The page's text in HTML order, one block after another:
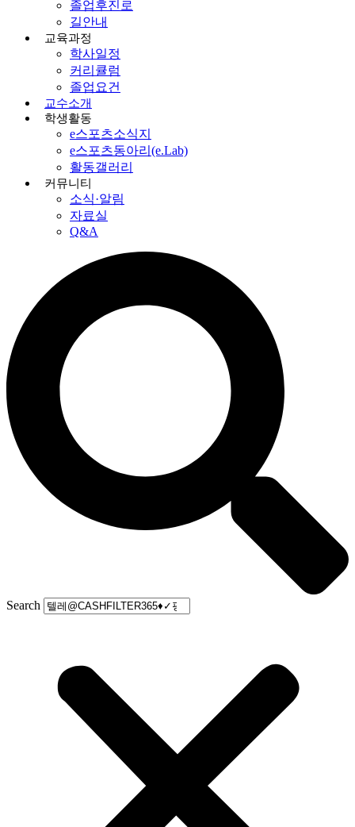
졸업후진로
길안내
교육과정
학사일정
커리큘럼
졸업요건
교수소개
학생활동
e스포츠소식지
e스포츠동아리(e.Lab)
활동갤러리
커뮤니티
소식·알림
자료실
Q&A
Search